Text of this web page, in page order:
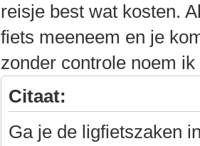
reisje best wat kosten.
fiets meeneem en je
zonder controle noem
Citaat:
Ga je de ligfietszaken